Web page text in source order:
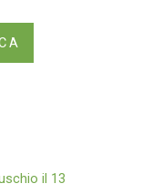
il 13